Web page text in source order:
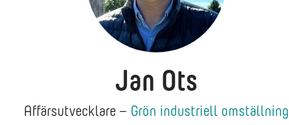
Jan Ots
Affärsutvecklare – Grön industriell omställning